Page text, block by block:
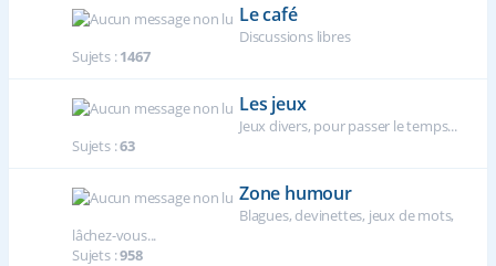
Le café
Discussions libres
Sujets :1467
Les jeux
Jeux divers, pour passer le temps...
Sujets :63
Zone humour
Blagues, devinettes, jeux de mots,
lâchez-vous...
Sujets :958